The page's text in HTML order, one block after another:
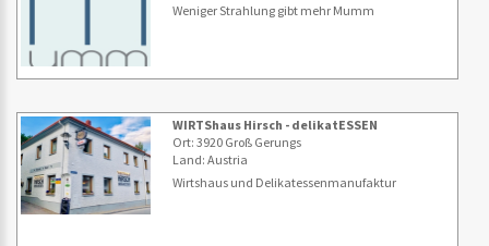
Weniger Strahlung gibt mehr Mumm
WIRTShaus Hirsch - delikatESSEN
Ort: 3920 Groß Gerungs
Land: Austria
Wirtshaus und Delikatessenmanufaktur